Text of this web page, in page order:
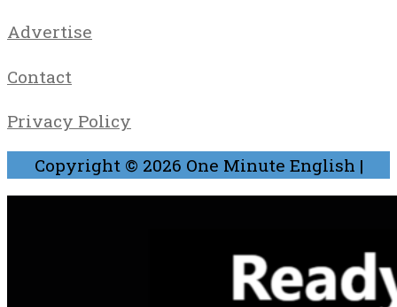
Advertise
Contact
Privacy Policy
Copyright © 2026 One Minute English |